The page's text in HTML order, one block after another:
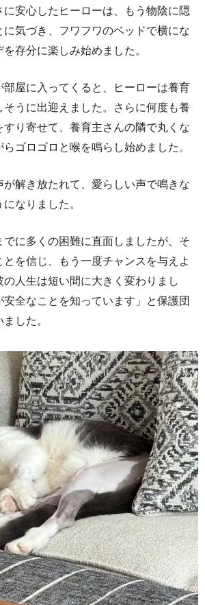
安心したヒーローは、もう物陰に隠
に気づき、フワフワのベッドで横にな
存分に楽しみ始めました。
部屋に入ってくると、ヒーローは養育
そうに出迎えました。さらに何度も養
り寄せて、養育主さんの隣で丸くな
ゴロゴロと喉を鳴らし始めました。
解き放たれて、愛らしい声で鳴きな
なりました。
でに多くの困難に直面しましたが、そ
を信じ、もう一度チャンスを与えよ
の人生は短い間に大きく変わりまし
全なことを知っています」と保護団
した。